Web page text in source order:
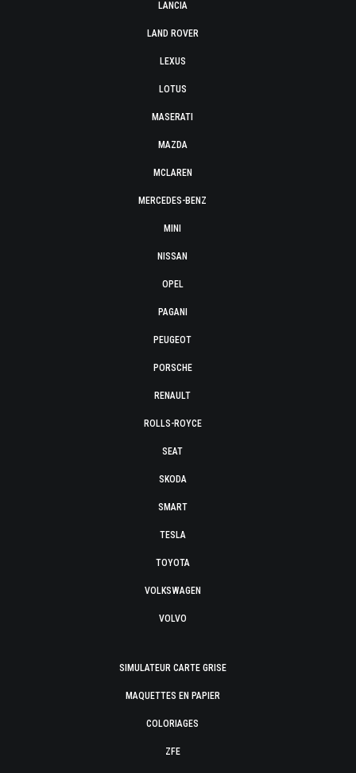
LANCIA
LAND ROVER
LEXUS
LOTUS
MASERATI
MAZDA
MCLAREN
MERCEDES-BENZ
MINI
NISSAN
OPEL
PAGANI
PEUGEOT
PORSCHE
RENAULT
ROLLS-ROYCE
SEAT
SKODA
SMART
TESLA
TOYOTA
VOLKSWAGEN
VOLVO
SIMULATEUR CARTE GRISE
MAQUETTES EN PAPIER
COLORIAGES
ZFE